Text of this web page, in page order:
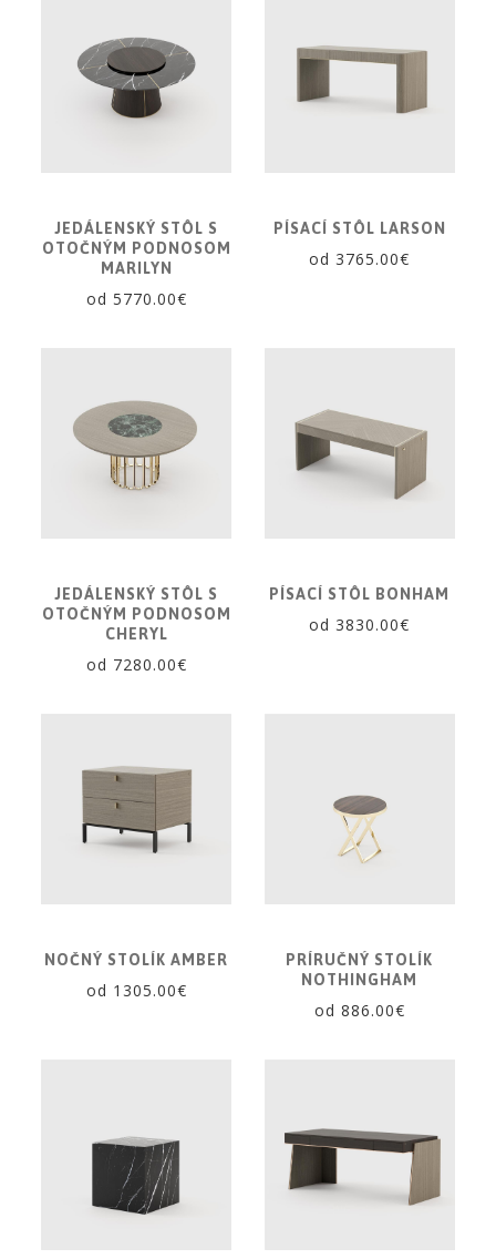
JEDÁLENSKÝ STÔL S
OTOČNÝM PODNOSOM
MARILYN
od 5770.00€
PÍSACÍ STÔL LARSON
od 3765.00€
JEDÁLENSKÝ STÔL S
OTOČNÝM PODNOSOM
CHERYL
od 7280.00€
PÍSACÍ STÔL BONHAM
od 3830.00€
NOČNÝ STOLÍK AMBER
od 1305.00€
PRÍRUČNÝ STOLÍK
NOTHINGHAM
od 886.00€